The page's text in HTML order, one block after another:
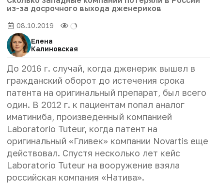
из-за досрочного выхода дженериков
08.10.2019
Елена
Калиновская
До 2016 г. случай, когда дженерик вышел в
гражданский оборот до истечения срока
патента на оригинальный препарат, был всего
один. В 2012 г. к пациентам попал аналог
иматиниба, произведенный компанией
Laboratorio Tuteur, когда патент на
оригинальный «Гливек» компании Novartis еще
действовал. Спустя несколько лет кейс
Laboratorio Tuteur на вооружение взяла
российская компания «Натива».